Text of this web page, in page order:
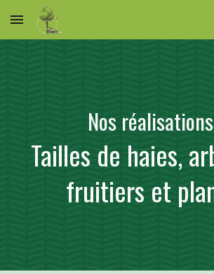
Skip to main content
Nos
Tailles de haies,
fruitiers et